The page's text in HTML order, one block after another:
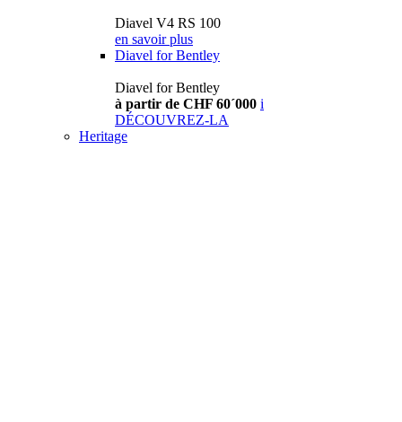
Diavel V4 RS 100
en savoir plus
Diavel for Bentley
Diavel for Bentley
à partir de CHF 60´000 i
DÉCOUVREZ-LA
Heritage